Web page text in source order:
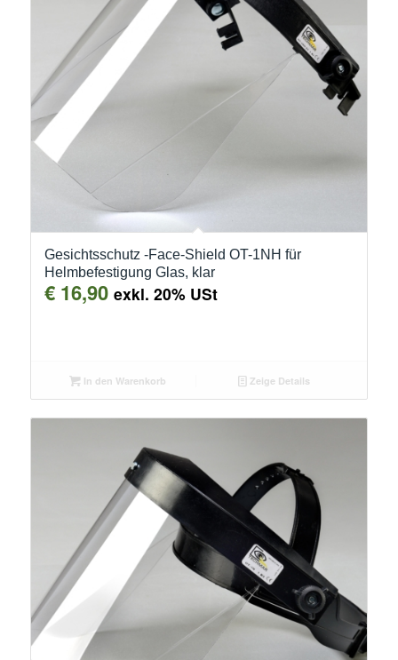
Gesichtsschutz -Face-Shield OT-1NH für
Helmbefestigung Glas, klar
€16,90 exkl. 20% USt
In den Warenkorb Zeige Details